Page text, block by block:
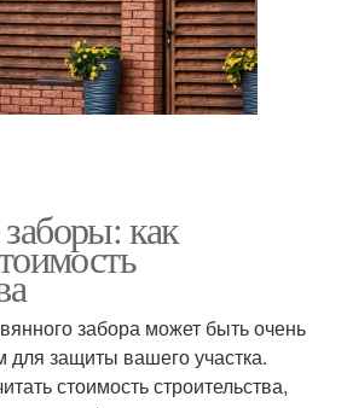
как
забора может быть очень
защиты вашего участка.
стоимость строительства,